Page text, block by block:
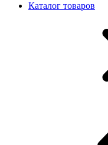
Каталог товаров